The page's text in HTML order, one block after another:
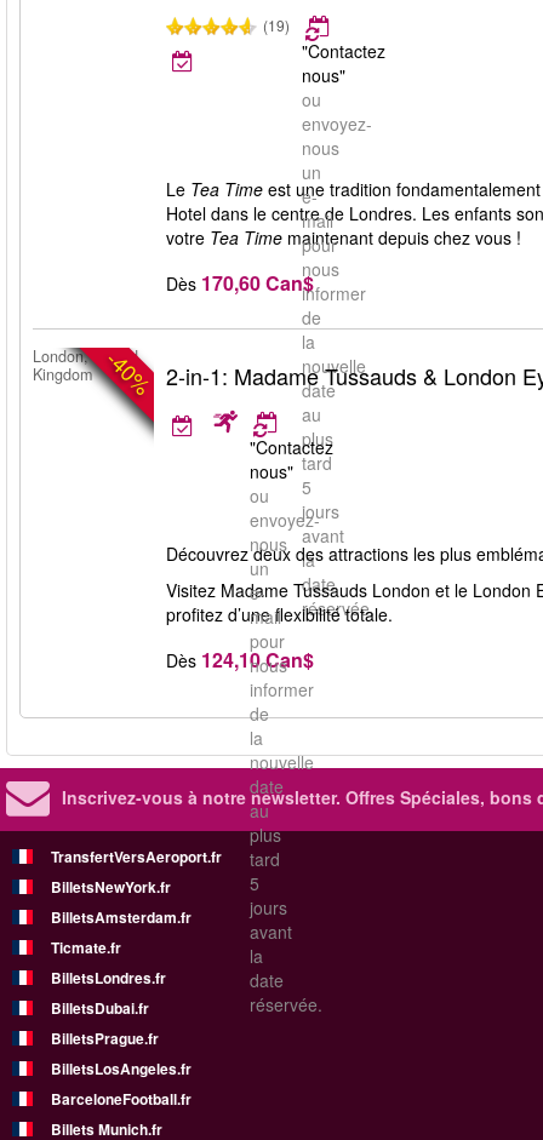
(19)
"Contactez
nous"
ou
envoyez-
nous
un
e-
mail
pour
nous
informer
de
la
nouvelle
date
au
plus
tard
5
jours
avant
la
date
réservée.
Le Tea Time est une tradition
Hotel dans le centre de Londres. Les enfants
votre Tea Time maintenant depuis chez vous !
Dès 170,60 Can$
-40%
London, United
Kingdom
2-in-1: Madame Tussauds & London
"Contactez
nous"
ou
envoyez-
nous
un
e-
mail
pour
nous
informer
de
la
nouvelle
date
au
plus
tard
5
jours
avant
la
date
réservée.
Découvrez deux des attractions les plus
Visitez Madame Tussauds London et le London
profitez d’une flexibilité totale.
Dès 124,10 Can$
Inscrivez-vous à notre newsletter. Offres Spéciales, bons
TransfertVersAeroport.fr
BilletsNewYork.fr
BilletsAmsterdam.fr
Ticmate.fr
BilletsLondres.fr
BilletsDubai.fr
BilletsPrague.fr
BilletsLosAngeles.fr
BarceloneFootball.fr
Billets Munich.fr